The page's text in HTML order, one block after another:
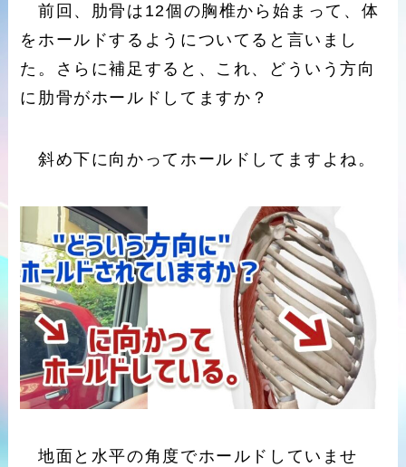
前回、肋骨は12個の胸椎から始まって、体
をホールドするようについてると言いまし
た。さらに補足すると、これ、どういう方向
に肋骨がホールドしてますか？
斜め下に向かってホールドしてますよね。
地面と水平の角度でホールドしていませ